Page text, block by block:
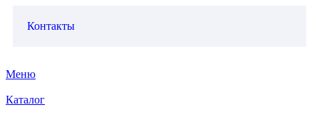
Контакты
Меню
Каталог